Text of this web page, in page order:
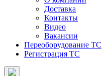
Доставка
Контакты
Видео
Вакансии
Переоборудование ТС
Регистрация ТС